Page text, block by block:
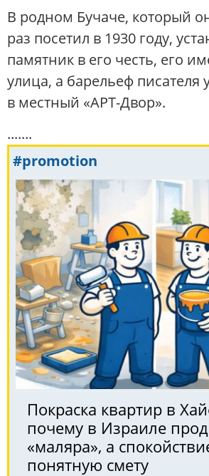
В родном Бучаче, который
раз посетил в 1930 году,
памятник в его честь, его
улица, а барельеф писателя
в местный «АРТ-Двор».
.......
#promotion
Покраска квартир в
почему в Израиле
«маляра», а
понятную смету